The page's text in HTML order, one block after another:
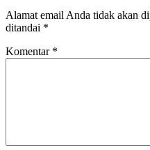
Alamat email Anda tidak akan
ditandai *
Komentar *